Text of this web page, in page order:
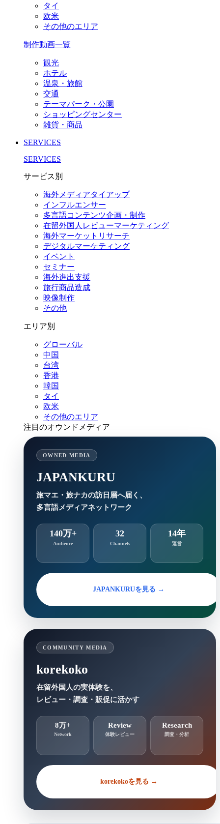
タイ
欧米
その他のエリア
制作動画一覧
観光
ホテル
温泉・旅館
交通
テーマパーク・公園
ショッピングセンター
雑貨・商品
SERVICES
SERVICES
サービス別
海外メディアタイアップ
インフルエンサー
多言語コンテンツ企画・制作
在留外国⼈レビューマーケティング
海外マーケットリサーチ
デジタルマーケティング
イベント
セミナー
海外進出支援
旅行商品造成
映像制作
その他
エリア別
グローバル
中国
台湾
香港
韓国
タイ
欧米
その他のエリア
注目のオウンドメディア
OWNED MEDIA
JAPANKURU
旅マエ・旅ナカの訪日層へ届く、
多言語メディアネットワーク
140万+
Audience
32
Channels
14年
運営
JAPANKURUを見る →
COMMUNITY MEDIA
korekoko
在留外国人の実体験を、
レビュー・調査・販促に活かす
8万+
Network
Review
体験レビュー
Research
調査・分析
korekokoを見る →